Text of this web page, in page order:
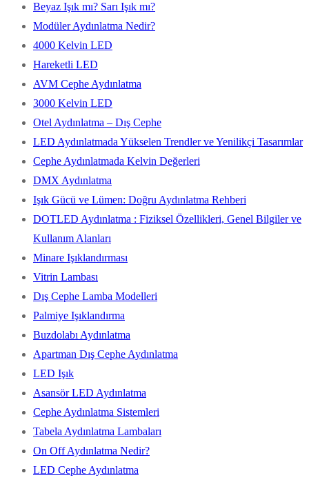
Beyaz Işık mı? Sarı Işık mı?
Modüler Aydınlatma Nedir?
4000 Kelvin LED
Hareketli LED
AVM Cephe Aydınlatma
3000 Kelvin LED
Otel Aydınlatma – Dış Cephe
LED Aydınlatmada Yükselen Trendler ve Yenilikçi Tasarımlar
Cephe Aydınlatmada Kelvin Değerleri
DMX Aydınlatma
Işık Gücü ve Lümen: Doğru Aydınlatma Rehberi
DOTLED Aydınlatma : Fiziksel Özellikleri, Genel Bilgiler ve
Kullanım Alanları
Minare Işıklandırması
Vitrin Lambası
Dış Cephe Lamba Modelleri
Palmiye Işıklandırma
Buzdolabı Aydınlatma
Apartman Dış Cephe Aydınlatma
LED Işık
Asansör LED Aydınlatma
Cephe Aydınlatma Sistemleri
Tabela Aydınlatma Lambaları
On Off Aydınlatma Nedir?
LED Cephe Aydınlatma